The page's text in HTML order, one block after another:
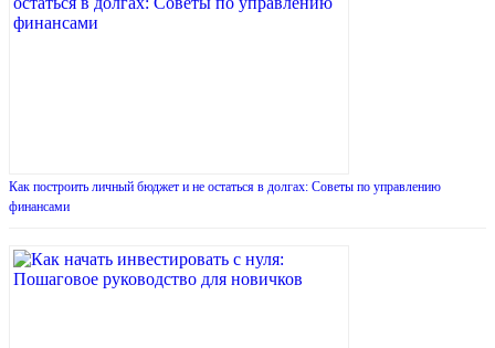
Как построить личный бюджет и не остаться в долгах: Советы по управлению
финансами